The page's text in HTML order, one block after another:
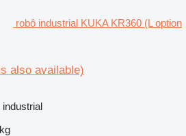
robô industrial KUKA KR360 (L option
also available)